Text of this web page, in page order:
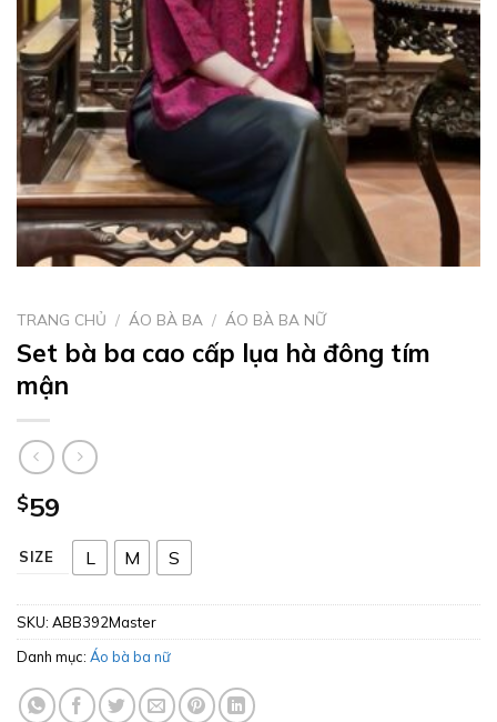
TRANG CHỦ / ÁO BÀ BA / ÁO BÀ BA NỮ
Set bà ba cao cấp lụa hà đông tím
mận
$59
SIZE L M S
SKU: ABB392Master
Danh mục: Áo bà ba nữ